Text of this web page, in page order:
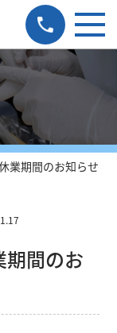
業期間のお知らせ
期間のお